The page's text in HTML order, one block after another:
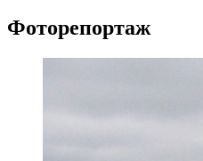
Фоторепортаж